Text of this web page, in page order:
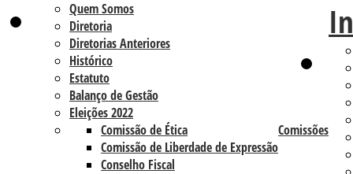
Quem Somos
Diretoria
Diretorias Anteriores
Histórico
Estatuto
Balanço de Gestão
Eleições 2022
Comissões
Comissão de Ética
Comissão de Liberdade de Expressão
Conselho Fiscal